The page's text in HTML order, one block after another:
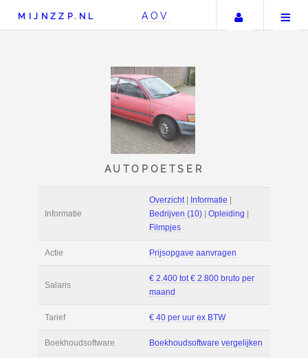
MIJNZZP.NL AOV Uw
AUTOPOETSER
Overzicht
Filmpjes
Prijsopgave